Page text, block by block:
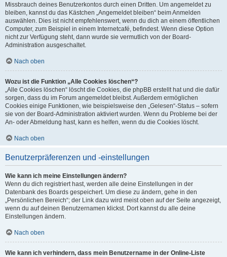
Missbrauch deines Benutzerkontos durch einen Dritten. Um angemeldet zu
bleiben, kannst du das Kästchen „Angemeldet bleiben“ beim Anmelden
auswählen. Dies ist nicht empfehlenswert, wenn du dich an einem öffentlichen
Computer, zum Beispiel in einem Internetcafé, befindest. Wenn diese Option
nicht zur Verfügung steht, dann wurde sie vermutlich von der Board-
Administration ausgeschaltet.
Nach oben
Wozu ist die Funktion „Alle Cookies löschen“?
„Alle Cookies löschen“ löscht die Cookies, die phpBB erstellt hat und die dafür
sorgen, dass du im Forum angemeldet bleibst. Außerdem ermöglichen
Cookies einige Funktionen, wie beispielsweise den „Gelesen“-Status – sofern
sie von der Board-Administration aktiviert wurden. Wenn du Probleme bei der
An- oder Abmeldung hast, kann es helfen, wenn du die Cookies löscht.
Nach oben
Benutzerpräferenzen und -einstellungen
Wie kann ich meine Einstellungen ändern?
Wenn du dich registriert hast, werden alle deine Einstellungen in der
Datenbank des Boards gespeichert. Um diese zu ändern, gehe in den
„Persönlichen Bereich“; der Link dazu wird meist oben auf der Seite angezeigt,
wenn du auf deinen Benutzernamen klickst. Dort kannst du alle deine
Einstellungen ändern.
Nach oben
Wie kann ich verhindern, dass mein Benutzername in der Online-Liste